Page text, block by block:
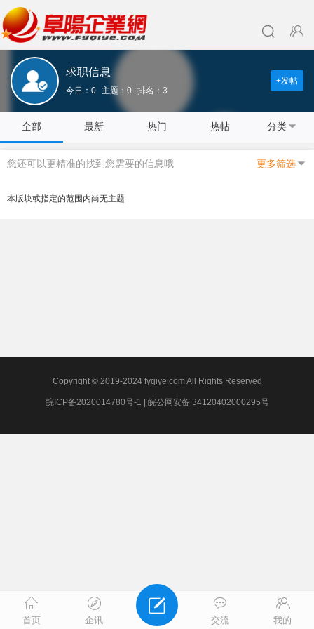
求职信息
今日：0 主题：0 排名：3
+发帖
全部 最新 热门 热帖 分类
您还可以更精准的找到您需要的信息哦 更多筛选
本版块或指定的范围内尚无主题
Copyright © 2019-2024 fyqiye.com All Rights Reserved
皖ICP备2020014780号-1 皖公网安备 34120402000295号
首页 企讯 交流 我的